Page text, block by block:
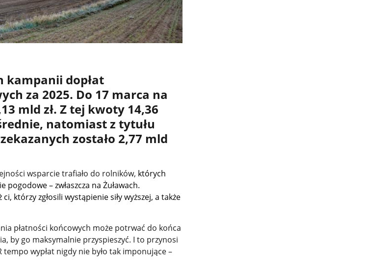
kampanii dopłat
za 2025. Do 17 marca na
mld zł. Z tej kwoty 14,36
natomiast z tytułu
zostało 2,77 mld
wsparcie trafiało do rolników, których
pogodowe – zwłaszcza na Żuławach.
którzy zgłosili wystąpienie siły wyższej, a także
płatności końcowych może potrwać do końca
by go maksymalnie przyspieszyć. I to przynosi
wypłat nigdy nie było tak imponujące –